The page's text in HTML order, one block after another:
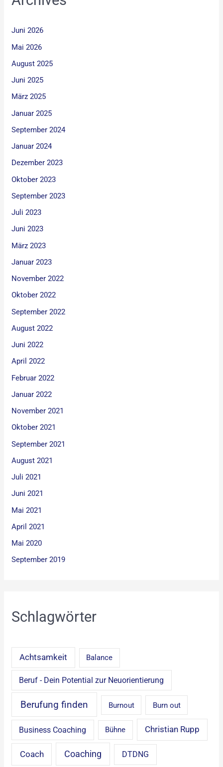
Juni 2026
Mai 2026
August 2025
Juni 2025
März 2025
Januar 2025
September 2024
Januar 2024
Dezember 2023
Oktober 2023
September 2023
Juli 2023
Juni 2023
März 2023
Januar 2023
November 2022
Oktober 2022
September 2022
August 2022
Juni 2022
April 2022
Februar 2022
Januar 2022
November 2021
Oktober 2021
September 2021
August 2021
Juli 2021
Juni 2021
Mai 2021
April 2021
Mai 2020
September 2019
Schlagwörter
Achtsamkeit Balance
Beruf - Dein Potential zur Neuorientierung
Berufung finden Burnout Burn out
Business Coaching Bühne Christian Rupp
Coach Coaching DTDNG